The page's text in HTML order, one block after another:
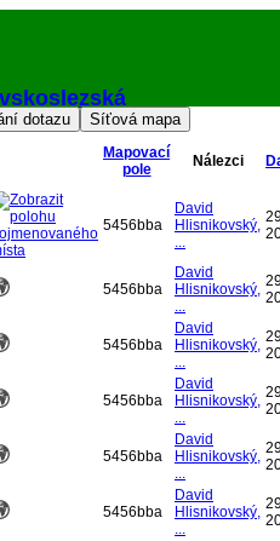
Mapovací
pole
Nálezci
5456bba
David
Hlisnikovský,
...
5456bba
David
Hlisnikovský,
...
5456bba
David
Hlisnikovský,
...
5456bba
David
Hlisnikovský,
...
5456bba
David
Hlisnikovský,
...
5456bba
David
Hlisnikovský,
...